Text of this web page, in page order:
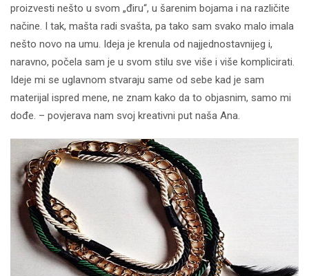
proizvesti nešto u svom „điru“, u šarenim bojama i na različite
načine. I tak, mašta radi svašta, pa tako sam svako malo imala
nešto novo na umu. Ideja je krenula od najjednostavnijeg i,
naravno, počela sam je u svom stilu sve više i više komplicirati.
Ideje mi se uglavnom stvaraju same od sebe kad je sam
materijal ispred mene, ne znam kako da to objasnim, samo mi
dođe. – povjerava nam svoj kreativni put naša Ana.